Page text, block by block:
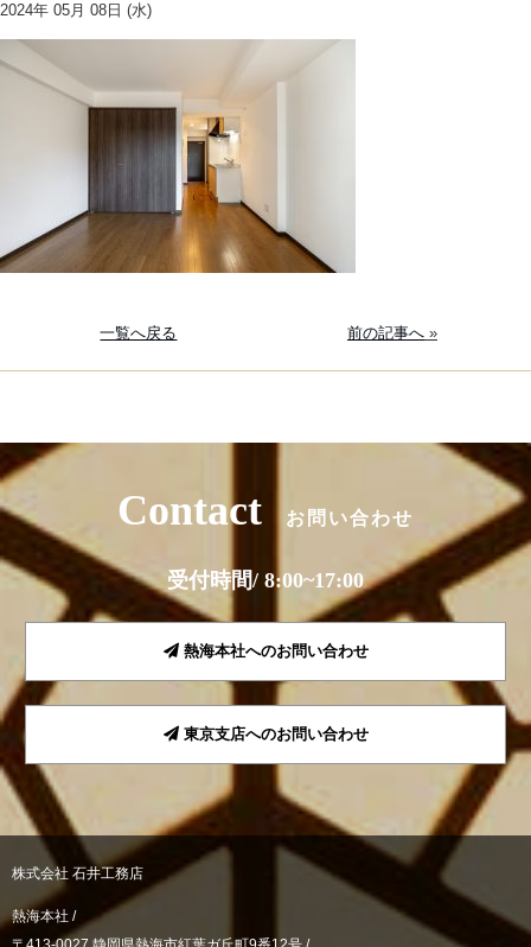
2024年 05月 08日 (水)
一覧へ戻る 前の記事へ»
Contact お問い合わせ
受付時間/ 8:00~17:00
熱海本社へのお問い合わせ
東京支店へのお問い合わせ
株式会社 石井工務店
熱海本社 /